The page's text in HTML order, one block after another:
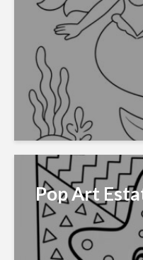
Pop Art